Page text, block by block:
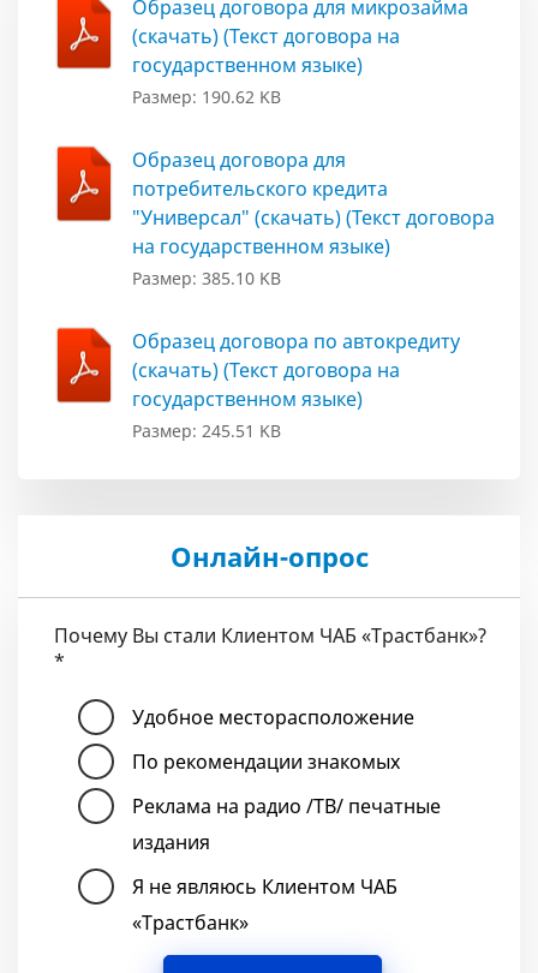
Образец договора для микрозайма
(скачать) (Текст договора на
государственном языке)
Размер: 190.62 KB
Образец договора для
потребительского кредита
"Универсал" (скачать) (Текст договора
на государственном языке)
Размер: 385.10 KB
Образец договора по автокредиту
(скачать) (Текст договора на
государственном языке)
Размер: 245.51 KB
Онлайн-опрос
Почему Вы стали Клиентом ЧАБ «Трастбанк»?
*
Удобное месторасположение
По рекомендации знакомых
Реклама на радио /ТВ/ печатные
издания
Я не являюсь Клиентом ЧАБ
«Трастбанк»